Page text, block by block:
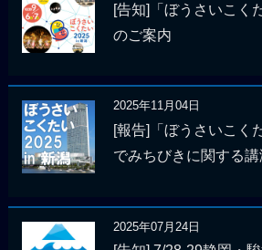
[告知]「ぼうさいこく
のご案内
2025年11月04日
[報告]「ぼうさいこく
でみちびきに関する講
2025年07月24日